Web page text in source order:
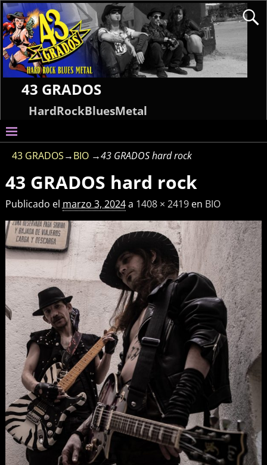
43 GRADOS
HardRockBluesMetal
43 GRADOS→BIO →43 GRADOS hard rock
43 GRADOS hard rock
Publicado el marzo 3, 2024a 1408 × 2419en BIO